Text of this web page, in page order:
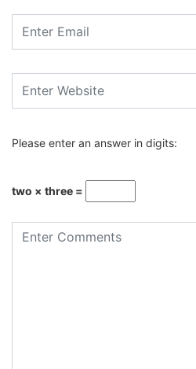
Please enter an answer in digits:
two × three =